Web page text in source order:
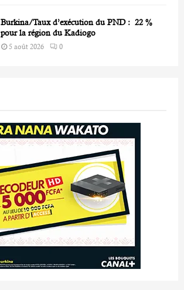
Burkina/Taux d’exécution du PND : 22 %
pour la région du Kadiogo
5 août 2026 0